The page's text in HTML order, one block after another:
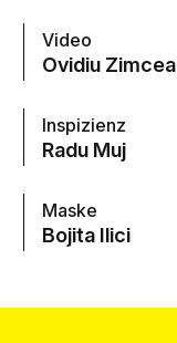
Video
Ovidiu Zimcea
Inspizienz
Radu Muj
Maske
Bojita Ilici